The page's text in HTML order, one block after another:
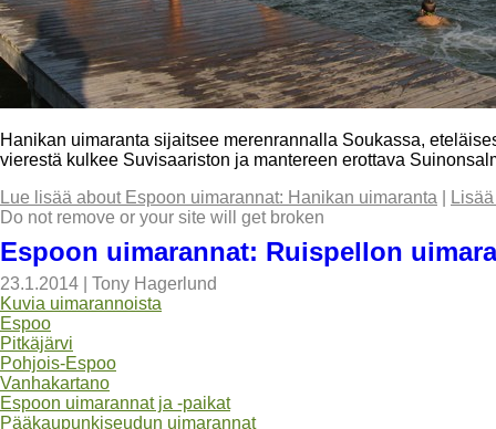
Hanikan uimaranta sijaitsee merenrannalla Soukassa,
vierestä kulkee Suvisaariston ja mantereen erottava
Lue lisää about Espoon uimarannat: Hanikan uimaranta
Do not remove or your site will get broken
Espoon uimarannat: Ruispellon
23.1.2014
Tony Hagerlund
Kuvia uimarannoista
Espoo
Pitkäjärvi
Pohjois-Espoo
Vanhakartano
Espoon uimarannat ja -paikat
Pääkaupunkiseudun uimarannat